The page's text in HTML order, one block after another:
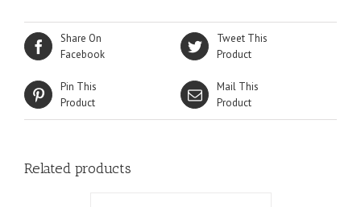
Share On
Facebook
Tweet This
Product
Pin This
Product
Mail This
Product
Related products